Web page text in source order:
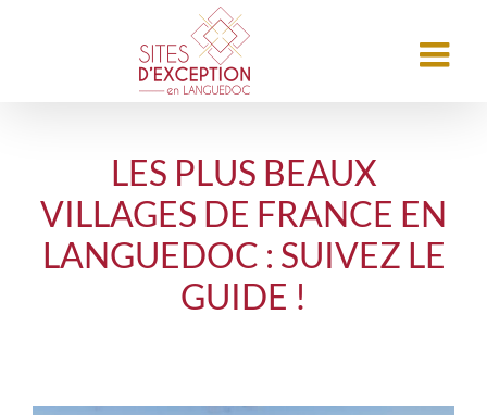
LES PLUS BEAUX
VILLAGES DE FRANCE EN
LANGUEDOC : SUIVEZ LE
GUIDE !